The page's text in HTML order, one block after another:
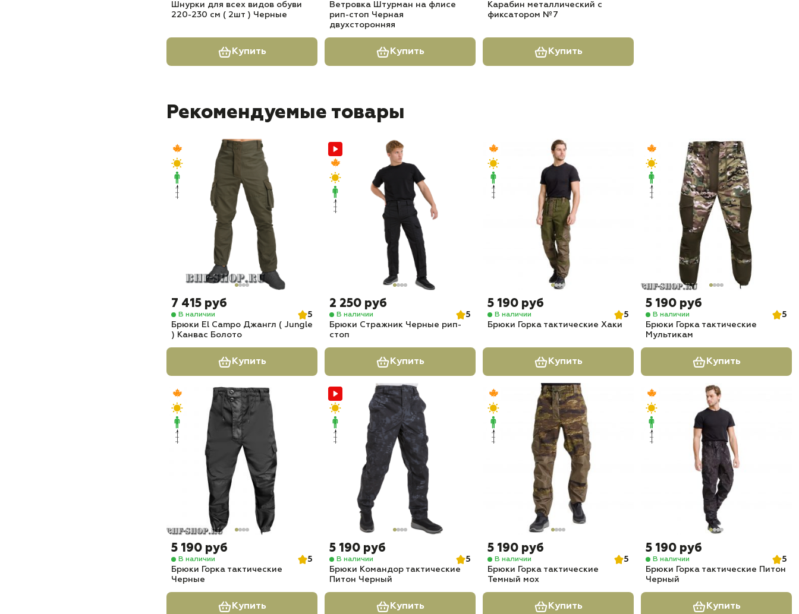
Шнурки для всех видов обуви
220-230 см ( 2шт ) Черные
Купить
Ветровка Штурман на флисе
рип-стоп Черная
двухсторонняя
Купить
Карабин металлический с
фиксатором №7
Купить
Рекомендуемые товары
7 415 руб
В наличии
5
Брюки El Campo Джангл ( Jungle
) Канвас Болото
Купить
2 250 руб
В наличии
5
Брюки Стражник Черные рип-
стоп
Купить
5 190 руб
В наличии
5
Брюки Горка тактические Хаки
Купить
5 190 руб
В наличии
5
Брюки Горка тактические
Мультикам
Купить
5 190 руб
В наличии
5
Брюки Горка тактические
Черные
Купить
5 190 руб
В наличии
5
Брюки Командор тактические
Питон Черный
Купить
5 190 руб
В наличии
5
Брюки Горка тактические
Темный мох
Купить
5 190 руб
В наличии
5
Брюки Горка тактические Питон
Черный
Купить